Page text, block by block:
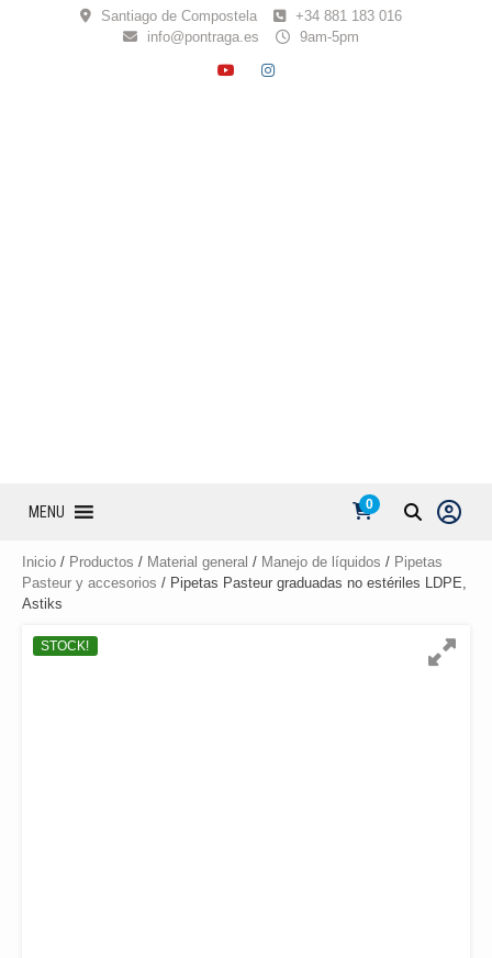
Santiago de Compostela
+34 881 183 016
info@pontraga.es
9am-5pm
YOUTUBE
INSTAGRAM
MENU 0
Inicio / Productos / Material general / Manejo de líquidos / Pipetas
Pasteur y accesorios / Pipetas Pasteur graduadas no estériles LDPE,
Astiks
STOCK!